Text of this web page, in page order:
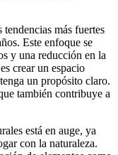
más fuertes
Este enfoque se
y una reducción en la
crear un espacio
un propósito claro.
también contribuye a
está en auge, ya
con la naturaleza.